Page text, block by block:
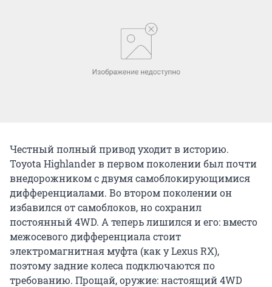
Честный полный привод уходит в историю.
Toyota Highlander в первом поколении был почти
внедорожником с двумя самоблокирующимися
дифференциалами. Во втором поколении он
избавился от самоблоков, но сохранил
постоянный 4WD. А теперь лишился и его: вместо
межосевого дифференциала стоит
электромагнитная муфта (как у Lexus RX),
поэтому задние колеса подключаются по
требованию. Прощай, оружие: настоящий 4WD